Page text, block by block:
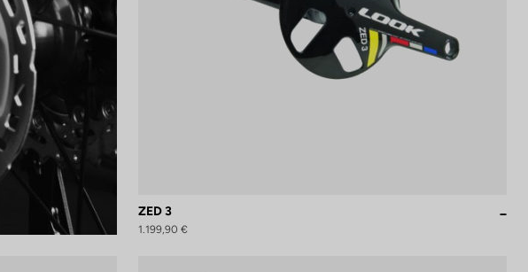
ZED 3
1.199,90 €